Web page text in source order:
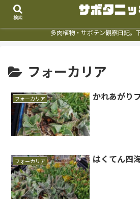
多肉植物・サボテン観察日記。
フォーカリア
フォーカリア かれあがり
フォーカリア はくてん四
検索